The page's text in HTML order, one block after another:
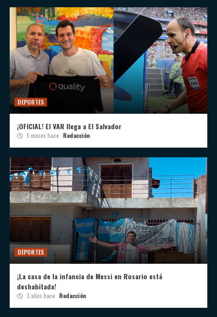
DEPORTES
¡OFICIAL! El VAR llega a El Salvador
5 meses hace Redacción
DEPORTES
¡La casa de la infancia de Messi en Rosario está
deshabitada!
3 años hace Redacción